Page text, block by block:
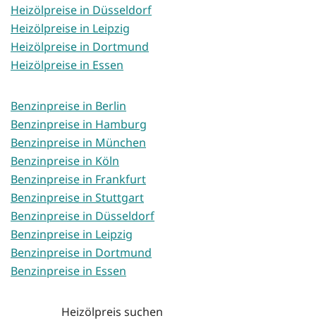
Heizölpreise in Düsseldorf
Heizölpreise in Leipzig
Heizölpreise in Dortmund
Heizölpreise in Essen
Benzinpreise in Berlin
Benzinpreise in Hamburg
Benzinpreise in München
Benzinpreise in Köln
Benzinpreise in Frankfurt
Benzinpreise in Stuttgart
Benzinpreise in Düsseldorf
Benzinpreise in Leipzig
Benzinpreise in Dortmund
Benzinpreise in Essen
Heizölpreis suchen